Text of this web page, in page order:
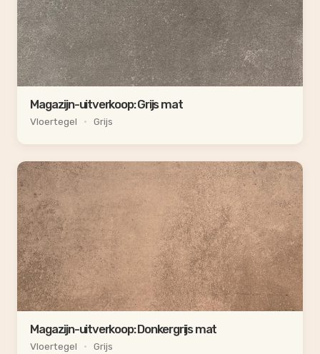
Magazijn-uitverkoop: Grijs mat
Vloertegel • Grijs
Magazijn-uitverkoop: Donkergrijs mat
Vloertegel • Grijs